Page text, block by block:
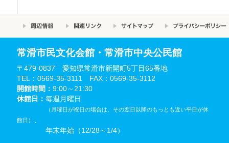
常滑市民文化会館・常滑市中央公民館
〒479-0837 愛知県常滑市新開町5丁目65番地
TEL：0569-35-3111 FAX：0569-35-3112
開館時間： 9:00～21:30
休館日： 毎週月曜日
（月曜日が祝日の場合は、その翌日以降のもっとも近い平日が休
館日）
、
年末年始（12/28～1/4）